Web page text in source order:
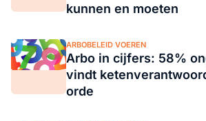
kunnen en moeten
ARBOBELEID VOEREN
Arbo in cijfers: 58%
vindt
orde